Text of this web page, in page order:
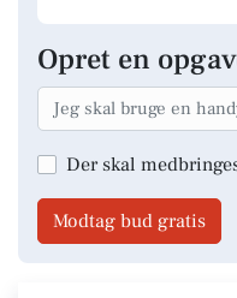
Opret en
Der skal
Modtag bud gratis